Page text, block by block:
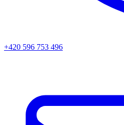
+420 596 753 496